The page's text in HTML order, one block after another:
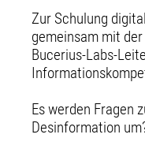
Zur Schulung
gemeinsam mit
Bucerius-Labs-
Es werden Fragen
Desinformation